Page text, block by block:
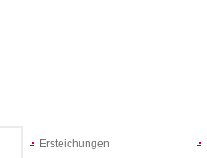
Ersteichungen